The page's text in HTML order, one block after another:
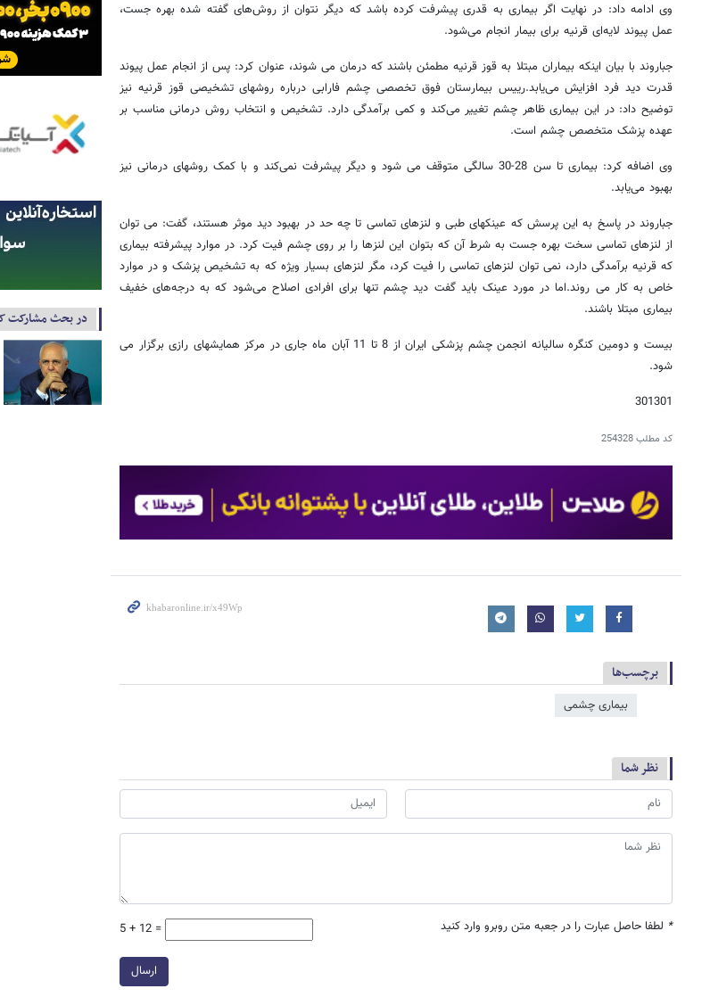
وی ادامه داد: در نهایت اگر بیماری به قدری پیشرفت کرده باشد که دیگر نتوان از روش‌های گفته شده بهره جست،
عمل پیوند لایه‌ای قرنیه برای بیمار انجام می‌شود.
جباروند با بیان اینکه بیماران مبتلا به قوز قرنیه مطمئن باشند که درمان می شوند، عنوان کرد: پس از انجام عمل پیوند
قدرت دید فرد افزایش می‌یابد.رییس بیمارستان فوق تخصصی چشم فارابی درباره روشهای تشخیصی قوز قرنیه نیز
توضیح داد: در این بیماری ظاهر چشم تغییر می‌کند و کمی برآمدگی دارد. تشخیص و انتخاب روش درمانی مناسب بر
عهده پزشک متخصص چشم است.
وی اضافه کرد: بیماری تا سن 28-30 سالگی متوقف می شود و دیگر پیشرفت نمی‌کند و با کمک روشهای درمانی نیز
بهبود می‌یابد.
جباروند در پاسخ به این پرسش که عینکهای طبی و لنزهای تماسی تا چه حد در بهبود دید موثر هستند، گفت: می توان
از لنزهای تماسی سخت بهره جست به شرط آن که بتوان این لنزها را بر روی چشم فیت کرد. در موارد پیشرفته بیماری
که قرنیه برآمدگی دارد، نمی توان لنزهای تماسی را فیت کرد، مگر لنزهای بسیار ویژه که به تشخیص پزشک و در موارد
خاص به کار می روند.اما در مورد عینک باید گفت دید چشم تنها برای افرادی اصلاح می‌شود که به درجه‌های خفیف
بیماری مبتلا باشند.
بیست و دومین کنگره سالیانه انجمن چشم پزشکی ایران از 8 تا 11 آبان ماه جاری در مرکز همایشهای رازی برگزار می
شود.
301301
کد مطلب254328
برچسب‌ها
بیماری چشمی
نظر شما
* لطفا حاصل عبارت را در جعبه متن روبرو وارد کنید 5 + 12 =
ارسال
در بحث مشارکت